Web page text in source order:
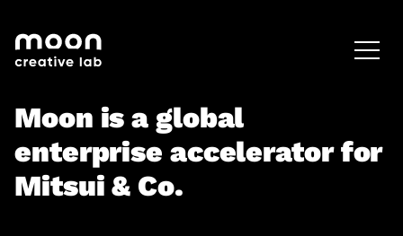
HOME
CAREERS
LEADERSHIP
Moon is a global
enterprise accelerator for
Mitsui & Co.